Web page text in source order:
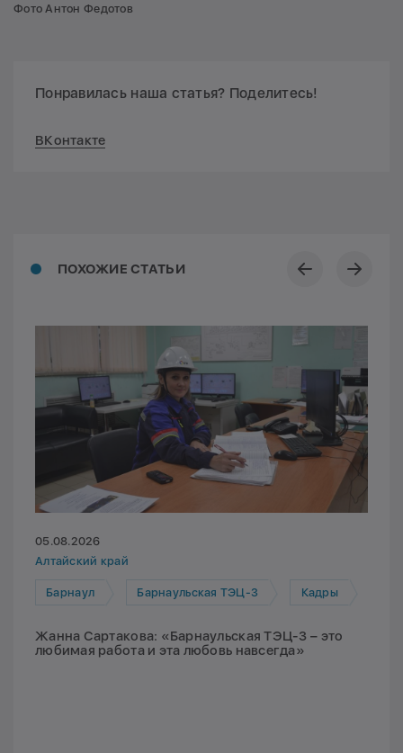
Фото Антон Федотов
Понравилась наша статья? Поделитесь!
ВКонтакте
ПОХОЖИЕ СТАТЬИ
05.08.2026
Алтайский край
Барнаул Барнаульская ТЭЦ-3 Кадры
Жанна Сартакова: «Барнаульская ТЭЦ-3 – это
любимая работа и эта любовь навсегда»